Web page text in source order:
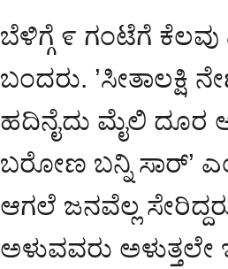
ಬೆಳಿಗ್ಗೆ ೯ ಗಂಟೆಗೆ
ಬಂದರು. ’ಸೀತಾಲಕ್ಷಿ
ಹದಿನೈದು ಮೈಲಿ
ಬರೋಣ ಬನ್ನಿ ಸಾರ್’
ಆಗಲೆ ಜನವೆಲ್ಲ
ಅಳುವವರು